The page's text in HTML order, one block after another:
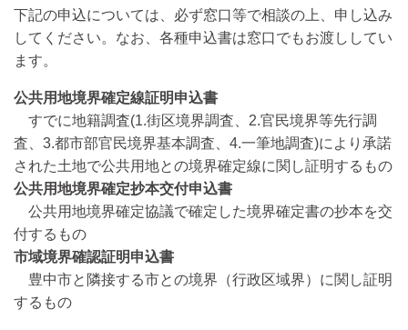
下記の申込については、必ず窓口等で相談の上、申し込み
してください。なお、各種申込書は窓口でもお渡ししてい
ます。
公共用地境界確定線証明申込書
すでに地籍調査(1.街区境界調査、2.官民境界等先行調
査、3.都市部官民境界基本調査、4.一筆地調査)により承諾
された土地で公共用地との境界確定線に関し証明するもの
公共用地境界確定抄本交付申込書
公共用地境界確定協議で確定した境界確定書の抄本を交
付するもの
市域境界確認証明申込書
豊中市と隣接する市との境界（行政区域界）に関し証明
するもの